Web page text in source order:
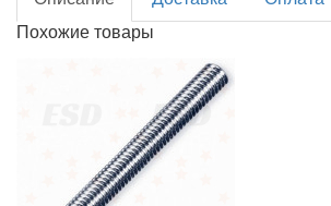
Похожие товары
Шпилька рез TR 6х1000 (Штанга) (1 шт.)